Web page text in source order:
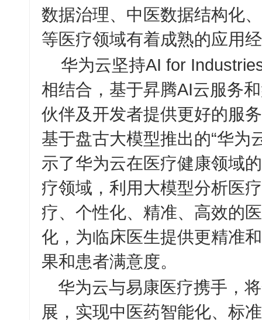
数据治理、中医数据结构化
等医疗领域有着成熟的应用
华为云坚持AI for
相结合，基于昇腾AI云服务
伙伴及开发者提供更好的服
基于盘古大模型推出的“华为
示了华为云在医疗健康领域的
疗领域，利用大模型分析医
疗、个性化、精准、高效的
化，为临床医生提供更精准
果和患者满意度。
华为云与易康医疗携手，
展，实现中医药智能化、标